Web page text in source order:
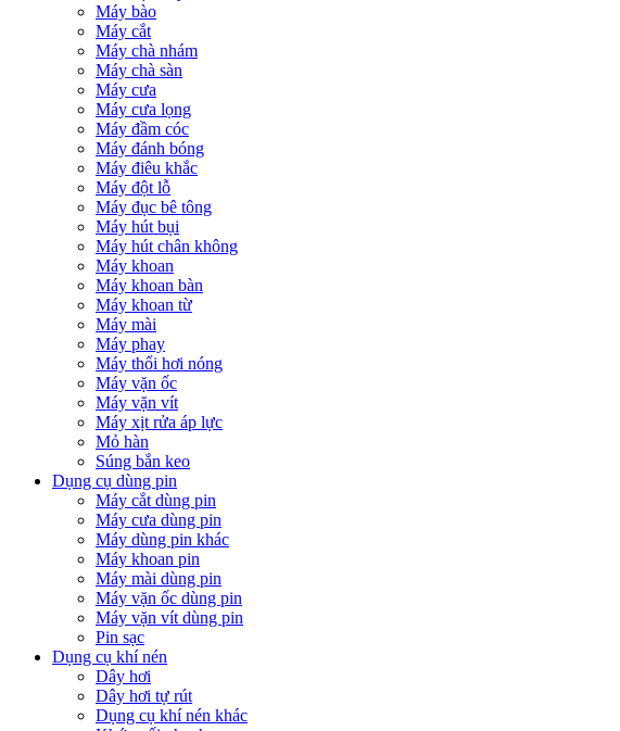
Máy bào
Máy cắt
Máy chà nhám
Máy chà sàn
Máy cưa
Máy cưa lọng
Máy đầm cóc
Máy đánh bóng
Máy điêu khắc
Máy đột lỗ
Máy đục bê tông
Máy hút bụi
Máy hút chân không
Máy khoan
Máy khoan bàn
Máy khoan từ
Máy mài
Máy phay
Máy thổi hơi nóng
Máy vặn ốc
Máy vặn vít
Máy xịt rửa áp lực
Mỏ hàn
Súng bắn keo
Dụng cụ dùng pin
Máy cắt dùng pin
Máy cưa dùng pin
Máy dùng pin khác
Máy khoan pin
Máy mài dùng pin
Máy vặn ốc dùng pin
Máy vặn vít dùng pin
Pin sạc
Dụng cụ khí nén
Dây hơi
Dây hơi tự rút
Dụng cụ khí nén khác